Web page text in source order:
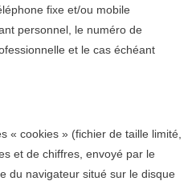
fixe et/ou mobile
personnel, le numéro de
et le cas échéant
« cookies » (fichier de taille limité,
et de chiffres, envoyé par le
du navigateur situé sur le disque